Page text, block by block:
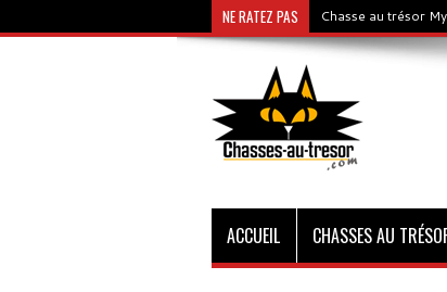
NE RATEZ PAS Chasse au trésor
ACCUEIL CHASSES AU